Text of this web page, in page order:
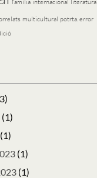
família internacional literatura
multicultural potrta. error
(1)
(1)
(1)
(1)